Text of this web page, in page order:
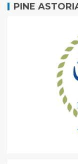
PINE